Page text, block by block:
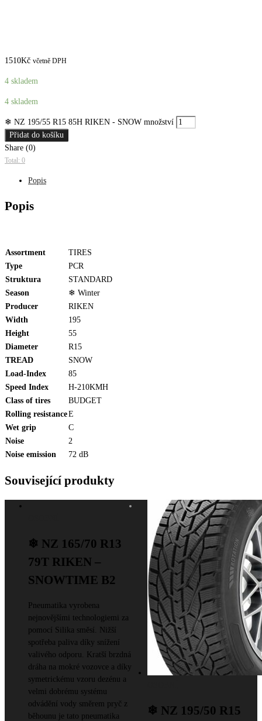
1510Kč včetně DPH
4 skladem
4 skladem
❄ NZ 195/55 R15 85H RIKEN - SNOW množství
Přidat do košíku
Share (0)
Total: 0
Popis
Popis
Assortment
TIRES
Type
PCR
Struktura
STANDARD
Season
❄ Winter
Producer
RIKEN
Width
195
Height
55
Diameter
R15
TREAD
SNOW
Load-Index
85
Speed Index
H-210KMH
Class of tires
BUDGET
Rolling resistanceE
Wet grip
C
Noise
2
Noise emission
72 dB
Související produkty
❄ NZ 165/70 R13
79T RIKEN –
SNOWTIME B2
Pneumatika vyrobena
nejnovějšími technologiemi za
pomocí Silika směsí. Nižší
spotřeba paliva díky snížení
valivého odporu. Kratší brzdná
dráha na mokré vozovce a díky
symetrickému vzoru dezénu a
velmi dobrému systému
odvádění vody směrem pryč z
běhounu je tato pneumatika
❄ NZ 195/50 R15